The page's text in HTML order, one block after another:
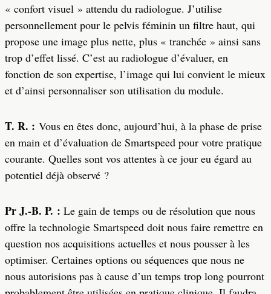
« confort visuel » attendu du radiologue. J’utilise
personnellement pour le pelvis féminin un filtre haut, qui
propose une image plus nette, plus « tranchée » ainsi sans
trop d’effet lissé. C’est au radiologue d’évaluer, en
fonction de son expertise, l’image qui lui convient le mieux
et d’ainsi personnaliser son utilisation du module.
T. R. : Vous en êtes donc, aujourd’hui, à la phase de prise
en main et d’évaluation de Smartspeed pour votre pratique
courante. Quelles sont vos attentes à ce jour eu égard au
potentiel déjà observé ?
Pr J.-B. P. : Le gain de temps ou de résolution que nous
offre la technologie Smartspeed doit nous faire remettre en
question nos acquisitions actuelles et nous pousser à les
optimiser. Certaines options ou séquences que nous ne
nous autorisions pas à cause d’un temps trop long pourront